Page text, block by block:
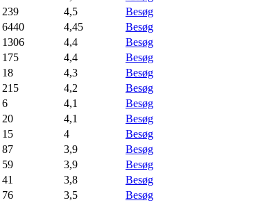
239 4,5
Besøg
6440 4,45
Besøg
1306 4,4
Besøg
175 4,4
Besøg
18 4,3
Besøg
215 4,2
Besøg
6 4,1
Besøg
20 4,1
Besøg
15 4
Besøg
87 3,9
Besøg
59 3,9
Besøg
41 3,8
Besøg
76 3,5
Besøg